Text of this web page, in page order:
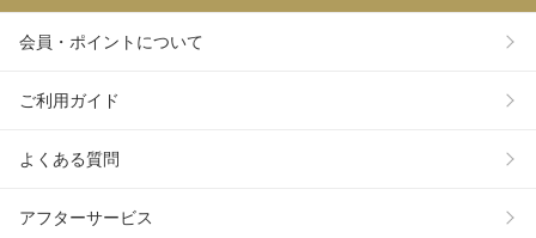
会員・ポイントについて
ご利用ガイド
よくある質問
アフターサービス